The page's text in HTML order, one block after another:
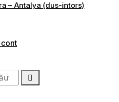
– Antalya (dus-intors)